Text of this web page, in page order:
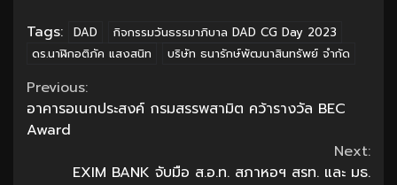
Tags: DAD
กิจกรรมวันธรรมาภิบาล DAD CG Day 2023
ดร.นาฬิกอติภัค แสงสนิท
บริษัท ธนารักษ์พัฒนาสินทรัพย์ จำกัด
Continue
Reading
Previous:
อาคารอเนกประสงค์ กรมสรรพสามิต คว้ารางวัล BEC
Award
Next:
EXIM BANK จับมือ ส.อ.ท. สภาหอฯ สรท. และ มธ.